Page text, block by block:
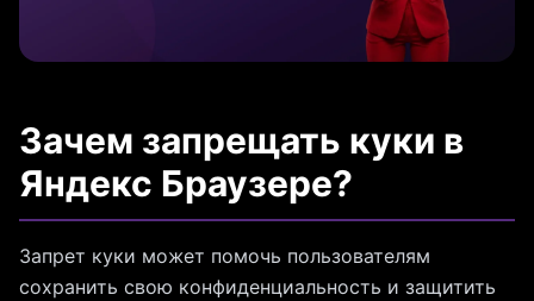
Зачем запрещать куки в
Яндекс Браузере?
Запрет куки может помочь пользователям
сохранить свою конфиденциальность и защитить